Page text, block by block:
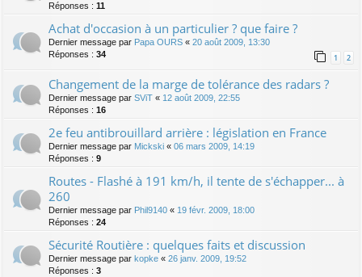
Réponses : 11
Achat d'occasion à un particulier ? que faire ?
Dernier message par Papa OURS « 20 août 2009, 13:30
Réponses : 34 1 2
Changement de la marge de tolérance des radars ?
Dernier message par SViT « 12 août 2009, 22:55
Réponses : 16
2e feu antibrouillard arrière : législation en France
Dernier message par Mickski « 06 mars 2009, 14:19
Réponses : 9
Routes - Flashé à 191 km/h, il tente de s'échapper... à
260
Dernier message par Phil9140 « 19 févr. 2009, 18:00
Réponses : 24
Sécurité Routière : quelques faits et discussion
Dernier message par kopke « 26 janv. 2009, 19:52
Réponses : 3